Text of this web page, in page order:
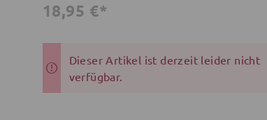
18,95 €*
Dieser Artikel ist derzeit leider nicht
verfügbar.